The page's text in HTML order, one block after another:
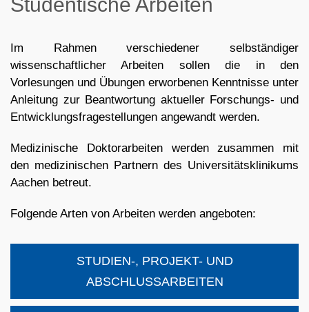
Im Rahmen verschiedener selbständiger
wissenschaftlicher Arbeiten sollen die in den
Vorlesungen und Übungen erworbenen Kenntnisse unter
Anleitung zur Beantwortung aktueller Forschungs- und
Entwicklungsfragestellungen angewandt werden.
Medizinische Doktorarbeiten werden zusammen mit
den medizinischen Partnern des Universitätsklinikums
Aachen betreut.
Folgende Arten von Arbeiten werden angeboten:
STUDIEN-, PROJEKT- UND
ABSCHLUSSARBEITEN